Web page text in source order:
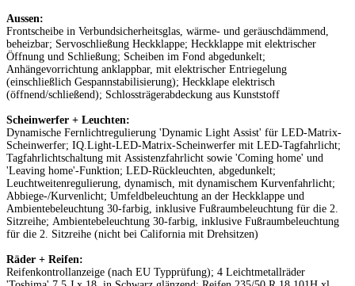
Aussen:
Frontscheibe in Verbundsicherheitsglas, wärme- und geräuschdämmend,
beheizbar; Servoschließung Heckklappe; Heckklappe mit elektrischer
Öffnung und Schließung; Scheiben im Fond abgedunkelt;
Anhängevorrichtung anklappbar, mit elektrischer Entriegelung
(einschließlich Gespannstabilisierung); Heckklape elektrisch
(öffnend/schließend); Schlossträgerabdeckung aus Kunststoff
Scheinwerfer + Leuchten:
Dynamische Fernlichtregulierung 'Dynamic Light Assist' für LED-Matrix-
Scheinwerfer; IQ.Light-LED-Matrix-Scheinwerfer mit LED-Tagfahrlicht;
Tagfahrlichtschaltung mit Assistenzfahrlicht sowie 'Coming home' und
'Leaving home'-Funktion; LED-Rückleuchten, abgedunkelt;
Leuchtweitenregulierung, dynamisch, mit dynamischem Kurvenfahrlicht;
Abbiege-/Kurvenlicht; Umfeldbeleuchtung an der Heckklappe und
Ambientebeleuchtung 30-farbig, inklusive Fußraumbeleuchtung für die 2.
Sitzreihe; Ambientebeleuchtung 30-farbig, inklusive Fußraumbeleuchtung
für die 2. Sitzreihe (nicht bei California mit Drehsitzen)
Räder + Reifen:
Reifenkontrollanzeige (nach EU Typprüfung); 4 Leichtmetallräder